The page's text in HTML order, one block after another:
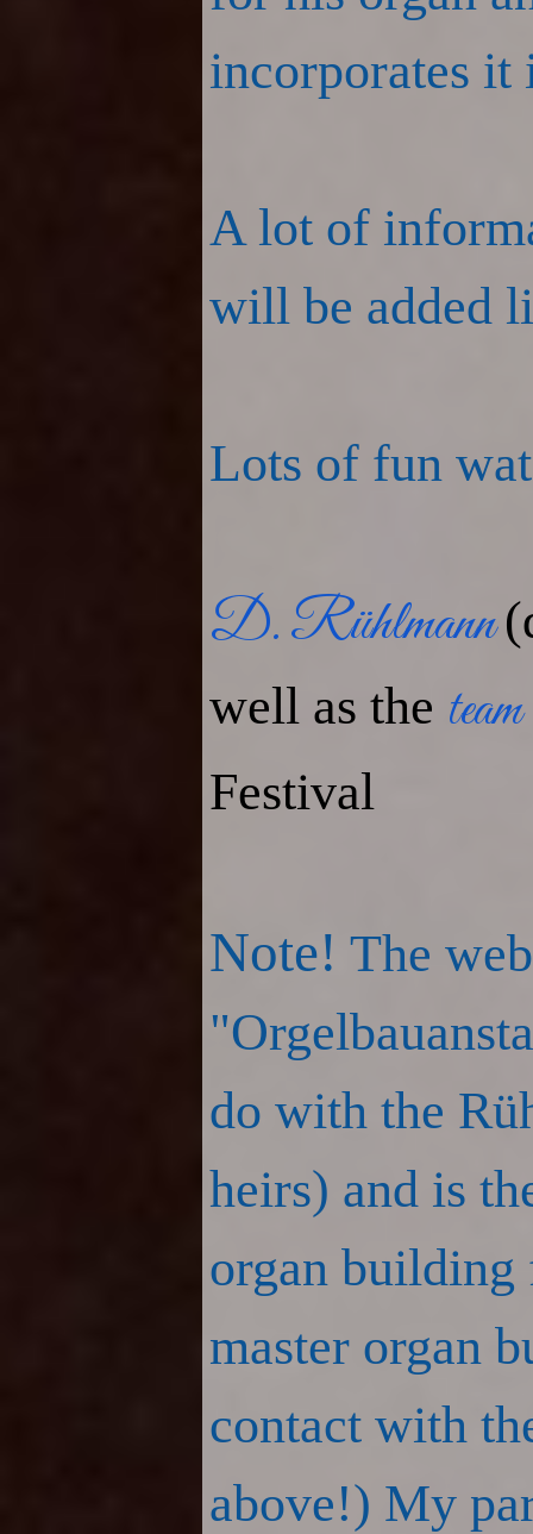
incorporates it
A lot of
will be added
Lots of fun
D. Rühlmann
well as the team
Festival
Note! The
do with the
heirs) and is
organ building
master organ
contact with
above!) My